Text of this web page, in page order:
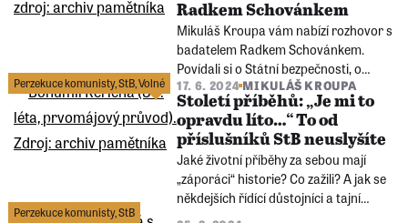
podcastu Lidé Paměti národa.
Radkem Schovánkem
Mikuláš Kroupa vám nabízí rozhovor s
badatelem Radkem Schovánkem.
Povídali si o Státní bezpečnosti, o
Andreji Babišovi, o povaze tajných
spolupracovníků StB a o tom, zda
toho agenti a kádroví příslušníci StB
někdy litovali?
Perzekuce komunisty,StB,Volné 17. 6. 2024 MIKULÁŠ KROUPA
Století příběhů: „Je mi to
opravdu líto…“ To od
příslušníků StB neuslyšíte
Jaké životní příběhy za sebou mají
„záporáci“ historie? Co zažili? A jak se
někdejších řídící důstojníci a tajní
spolupracovníci StB dnes ke svým
Perzekuce komunisty,StB